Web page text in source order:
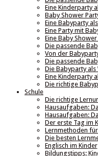
Eine Kinderparty
Baby Shower
Eine Babyparty
Eine Party mit
Eine Baby
Die passende
Von der
Die passende
Die Babyparty
Eine Kinderparty
Die richtige
Schule
Die richtige
Hausaufgaben:
Hausaufgaben:
Der erste Tag im
Lernmethoden
Die besten
Englisch im
Bildungstipps: